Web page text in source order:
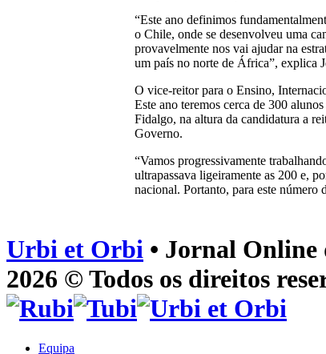
“Este ano definimos
o Chile, onde se desenvolveu uma
provavelmente nos vai ajudar na
um país no norte de África”, explica
O vice-reitor para o Ensino,
Este ano teremos cerca de 300
Fidalgo, na altura da candidatura a
Governo.
“Vamos progressivamente
ultrapassava ligeiramente as 200 e,
nacional. Portanto, para este
Urbi et Orbi • Jornal Online
2026 © Todos os direitos
Equipa